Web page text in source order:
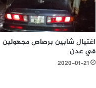
اغتيال شابين برصاص مجهولين
في عدن
2020-01-21